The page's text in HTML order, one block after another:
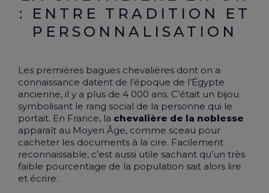
: ENTRE TRADITION ET
PERSONNALISATION
Les premières bagues chevalières dont on a
connaissance datent de l’époque de l’Égypte
ancienne, il y a plus de 4 000 ans. C’était un bijou
symbolisant le rang social de la personne qui le
portait. En France, la chevalière de la noblesse
apparaît au Moyen Âge, comme sceau pour
cacheter les documents à la cire. Facilement
reconnaissable, c’est aussi utile sachant qu’un très
faible pourcentage de la population sait alors lire
et écrire.